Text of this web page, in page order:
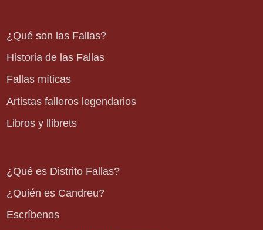
¿Qué son las Fallas?
Historia de las Fallas
Fallas míticas
Artistas falleros legendarios
Libros y llibrets
¿Qué es Distrito Fallas?
¿Quién es Candreu?
Escríbenos